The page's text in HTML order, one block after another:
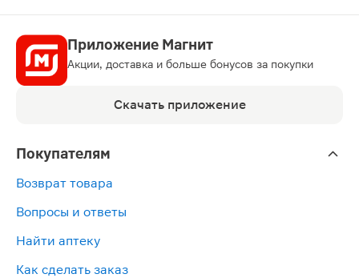
Приложение Магнит
Акции, доставка и больше бонусов за покупки
Скачать приложение
Покупателям
Возврат товара
Вопросы и ответы
Найти аптеку
Как сделать заказ